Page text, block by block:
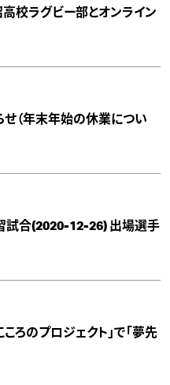
校ラグビー部とオンライン
（年末年始の休業につい
試合(2020-12-26) 出場選手
ろのプロジェクト」で「夢先